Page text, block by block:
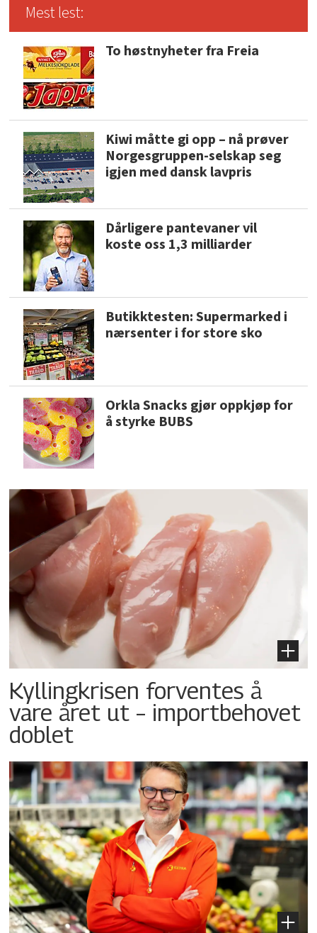
Mest lest:
To høstnyheter fra Freia
Kiwi måtte gi opp – nå prøver
Norgesgruppen-selskap seg
igjen med dansk lavpris
Dårligere pantevaner vil
koste oss 1,3 milliarder
Butikktesten: Supermarked i
nærsenter i for store sko
Orkla Snacks gjør oppkjøp for
å styrke BUBS
Kyllingkrisen forventes å
vare året ut – importbehovet
doblet